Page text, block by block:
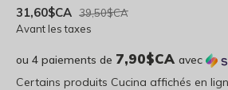
31,60$CA 39,50$CA
Avant les taxes
ou 4 paiements de 7,90$CA avec
Certains produits Cucina affichés en